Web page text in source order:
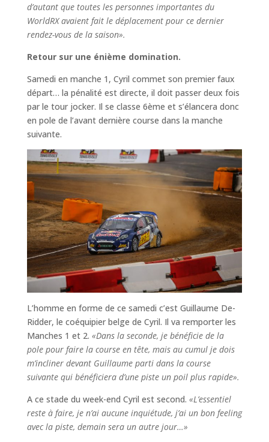
d’autant que toutes les personnes importantes du
WorldRX avaient fait le déplacement pour ce dernier
rendez-vous de la saison».
Retour sur une énième domination.
Samedi en manche 1, Cyril commet son premier faux
départ… la pénalité est directe, il doit passer deux fois
par le tour jocker. Il se classe 6ème et s’élancera donc
en pole de l’avant dernière course dans la manche
suivante.
L’homme en forme de ce samedi c’est Guillaume De-
Ridder, le coéquipier belge de Cyril. Il va remporter les
Manches 1 et 2. «Dans la seconde, je bénéficie de la
pole pour faire la course en tête, mais au cumul je dois
m’incliner devant Guillaume parti dans la course
suivante qui bénéficiera d’une piste un poil plus rapide».
A ce stade du week-end Cyril est second. «L’essentiel
reste à faire, je n’ai aucune inquiétude, j’ai un bon feeling
avec la piste, demain sera un autre jour…»